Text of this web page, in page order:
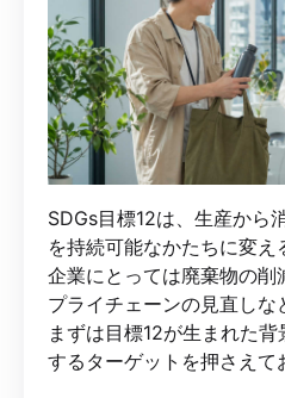
SDGs目標12は、生産から
を持続可能なかたちに変え
企業にとっては廃棄物の削
プライチェーンの見直しな
まずは目標12が生まれた
するターゲットを押さえて